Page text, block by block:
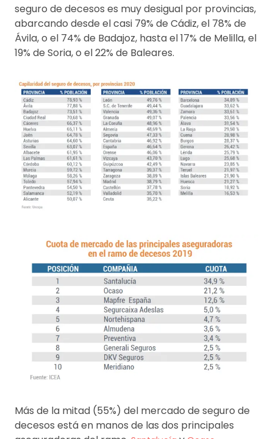
seguro de decesos es muy desigual por provincias,
abarcando desde el casi 79% de Cádiz, el 78% de
Ávila, o el 74% de Badajoz, hasta el 17% de Melilla, el
19% de Soria, o el 22% de Baleares.
Más de la mitad (55%) del mercado de seguro de
decesos está en manos de las dos principales